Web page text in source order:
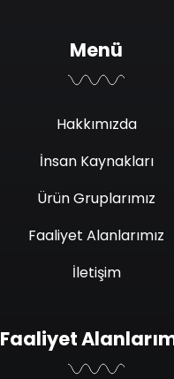
Menü
Hakkımızda
İnsan Kaynakları
Ürün Gruplarımız
Faaliyet Alanlarımız
İletişim
Faaliyet